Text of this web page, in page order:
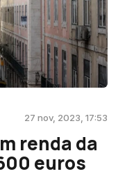
27 nov, 2023, 17:53
renda da
euros